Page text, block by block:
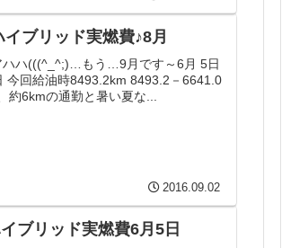
ブリッド実燃費♪8月
ハハ(((^_^;)…もう…9月です～6月 5日
回給油時8493.2km 8493.2－6641.0
約6kmの通勤と暑い夏な...
2016.09.02
ブリッド実燃費6月5日